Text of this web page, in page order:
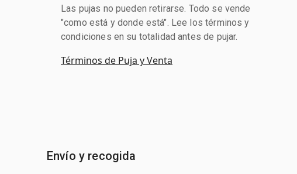
Las pujas no pueden retirarse. Todo se vende
"como está y donde está". Lee los términos y
condiciones en su totalidad antes de pujar.
Términos de Puja y Venta
Envío y recogida